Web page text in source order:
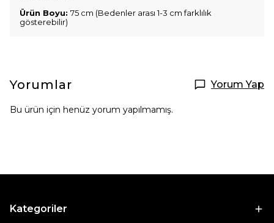
Ürün Boyu: 75 cm (Bedenler arası 1-3 cm farklılık
gösterebilir)
Yorumlar Yorum Yap
Bu ürün için henüz yorum yapılmamış.
Kategoriler